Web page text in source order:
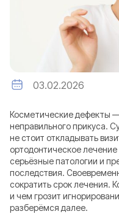
03.02.2026
Косметические дефекты
неправильного прикуса.
не стоит откладывать
ортодонтическое
серьёзные патологии и
последствия.
сократить срок лечения.
и чем грозит
разберёмся далее.